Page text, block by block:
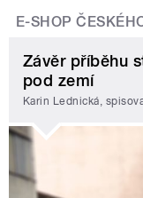
E-SHOP
Závěr příběhu
pod zemí
Karin Lednická,